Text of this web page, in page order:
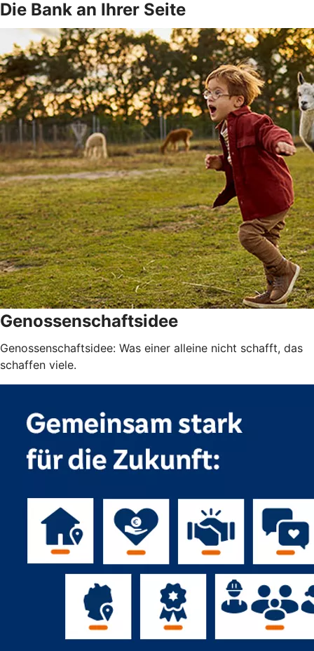
Die Bank an Ihrer Seite
Genossenschaftsidee
Genossenschaftsidee: Was einer alleine nicht schafft, das
schaffen viele.